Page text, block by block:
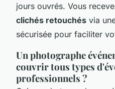
jours ouvrés. Vous
clichés retouchés via
sécurisée pour faciliter
Un photographe
couvrir tous types
professionnels ?